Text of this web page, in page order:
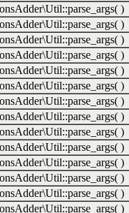
)
)
)
)
)
)
)
)
)
)
)
)
)
)